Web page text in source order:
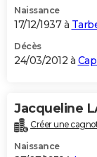
Naissance
17/12/1937 à
Décès
24/03/2012 à
Jacqueline
Créer une
Naissance